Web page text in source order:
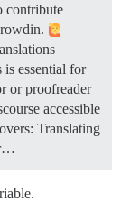
contribute
essential for
or proofreader
accessible
Translating